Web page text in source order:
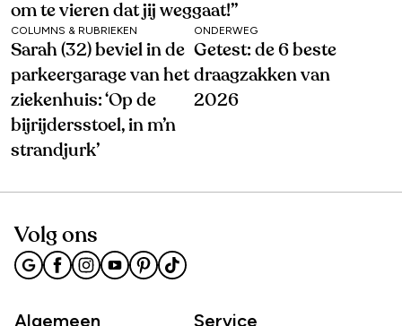
om te vieren dat jij weggaat!’’
COLUMNS & RUBRIEKEN
Sarah (32) beviel in de
parkeergarage van het
ziekenhuis: ‘Op de
bijrijdersstoel, in m’n
strandjurk’
ONDERWEG
Getest: de 6 beste
draagzakken van
2026
Volg ons
Algemeen
Service